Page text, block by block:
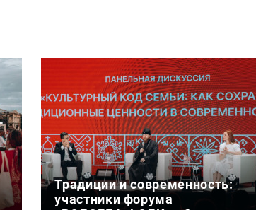
Традиции и современность:
участники форума